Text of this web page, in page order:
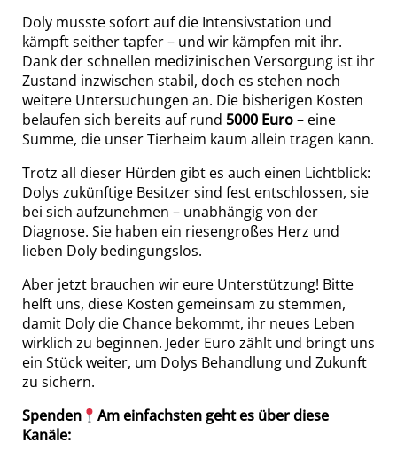
Doly musste sofort auf die Intensivstation und
kämpft seither tapfer – und wir kämpfen mit ihr.
Dank der schnellen medizinischen Versorgung ist ihr
Zustand inzwischen stabil, doch es stehen noch
weitere Untersuchungen an. Die bisherigen Kosten
belaufen sich bereits auf rund 5000 Euro– eine
Summe, die unser Tierheim kaum allein tragen kann.
Trotz all dieser Hürden gibt es auch einen Lichtblick:
Dolys zukünftige Besitzer sind fest entschlossen, sie
bei sich aufzunehmen – unabhängig von der
Diagnose. Sie haben ein riesengroßes Herz und
lieben Doly bedingungslos.
Aber jetzt brauchen wir eure Unterstützung! Bitte
helft uns, diese Kosten gemeinsam zu stemmen,
damit Doly die Chance bekommt, ihr neues Leben
wirklich zu beginnen. Jeder Euro zählt und bringt uns
ein Stück weiter, um Dolys Behandlung und Zukunft
zu sichern.
Spenden
Am einfachsten geht es über diese
Kanäle: